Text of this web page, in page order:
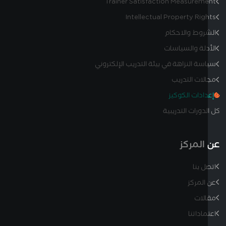
Intellectual Property
والاحكام
والسياسات
النزاهة في بيئة التدريب الإلكتروني
التدريب
الكوكيز
التدريبية
بنا